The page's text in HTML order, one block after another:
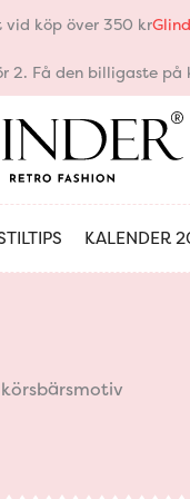
vid köp över 350 kr
2. Få den billigaste
KALENDER
körsbärsmotiv